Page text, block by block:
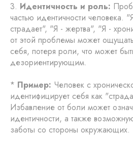
3. Идентичность и роль:
частью идентичности человека.
страдает", "Я - жертва", "Я -
от этой проблемы может
себя, потеря роли, что может
дезориентирующим.
* Пример: Человек с
идентифицирует себя как
Избавление от боли может
идентичности, а также
заботы со стороны окружающих.